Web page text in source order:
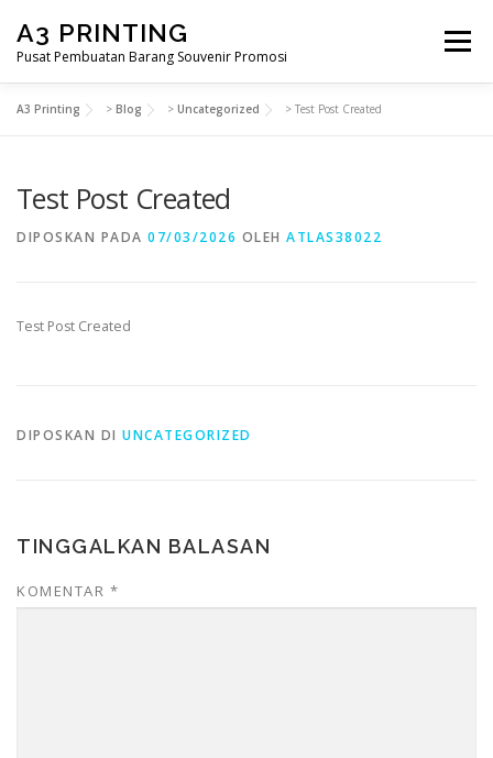
konten
A3 PRINTING
Pusat Pembuatan Barang Souvenir Promosi
Menu
SAMPLE PAGE
A3 Printing > Blog > Uncategorized > Test Post Created
Test Post Created
DIPOSKAN PADA 07/03/2026 OLEH ATLAS38022
Test Post Created
DIPOSKAN DI UNCATEGORIZED
TINGGALKAN BALASAN
KOMENTAR *